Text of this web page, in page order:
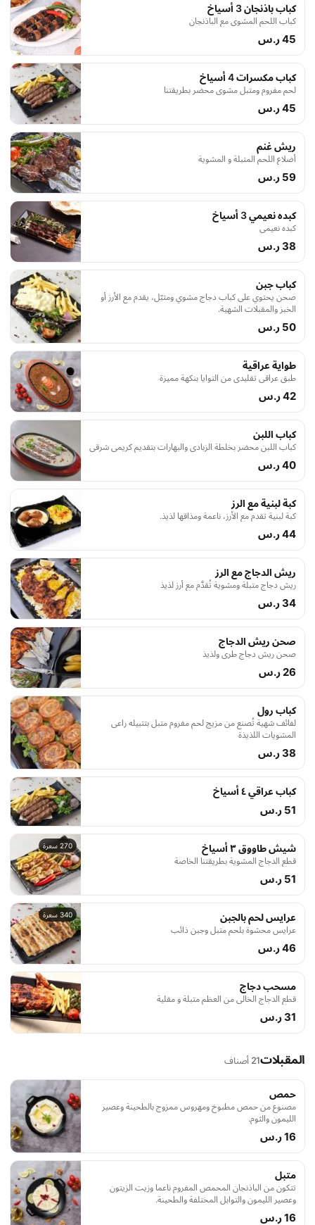
كباب باذنجان 3 أسياخ
كباب اللحم المشوى مع الباذنجان
45 ر.س
كباب مكسرات 4 أسياخ
لحم مفروم ومتبل مشوي محضر بطريقتنا
45 ر.س
ريش غنم
أضلاع اللحم المتبلة و المشوية
59 ر.س
كبده نعيمي 3 أسياخ
كبده نعيمي
38 ر.س
كباب جبن
صحن يحتوي على كباب دجاج مشوي ومتبّل، يقدم مع الأرز أو
الخبز والمقبلات الشهية.
50 ر.س
طواية عراقية
طبق عراقي تقليدي من التوايا بنكهة مميزة
42 ر.س
كباب اللبن
كباب اللبن محضر بخلطة الزبادي والبهارات بتقديم كريمي شرقي
40 ر.س
كبة لبنية مع الرز
كبة لبنية تقدم مع الأرز، ناعمة ومذاقها لذيذ.
44 ر.س
ريش الدجاج مع الرز
ريش دجاج متبلة ومشوية تُقدَّم مع أرز لذيذ
34 ر.س
صحن ريش الدجاج
صحن ريش دجاج طري ولذيذ
26 ر.س
كباب رول
لفائف شهية تُصنع من مزيج لحم مفروم متبل بتتبيله راعى
المشويات اللذيذة
38 ر.س
كباب عراقي ٤ أسياخ
51 ر.س
270 سعرة شيش طاووق ٣ أسياخ
قطع الدجاج المشوية بطريقتنا الخاصة
51 ر.س
340 سعرة عرايس لحم بالجبن
عرايس محشوة بلحم متبل وجبن ذائب
46 ر.س
مسحب دجاج
قطع الدجاج الخالي من العظم متبلة و مقلية
31 ر.س
المقبلات21 أصناف
حمص
مصنوع من حمص مطبوخ ومهروس ممزوج بالطحينة وعصير
الليمون والثوم.
16 ر.س
متبل
تتكون من الباذنجان المحمص المفروم ناعما وزيت الزيتون
وعصير الليمون والتوابل المختلفة والطحينة.
16 ر.س